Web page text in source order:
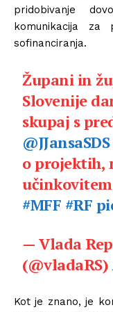
pridobivanje
komunikacija
sofinanciranja.
Župani in
Slovenije
skupaj s
@JJansaSDS
o projektih,
#MFF #RF
— Vlada
(@vladaRS)
Kot je znano, je